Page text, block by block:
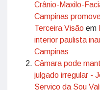
Crânio-Maxilo-
Campinas
Terceira Visão em
interior paulista
Campinas
Câmara pode
julgado irregular -
Serviço da Sou